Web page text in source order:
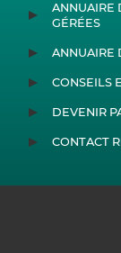
ANNUAIRE
GÉRÉES
ANNUAIRE
CONSEILS
DEVENIR
CONTACT